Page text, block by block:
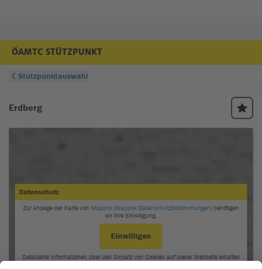
ÖAMTC STÜTZPUNKT